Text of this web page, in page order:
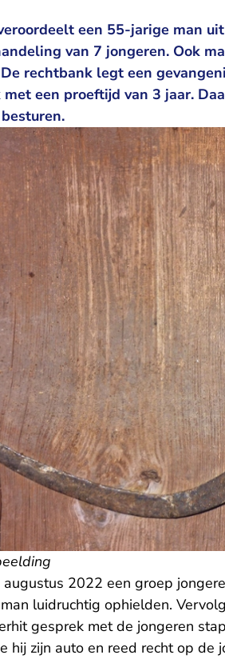
een 55-jarige man
van 7 jongeren. Ook
rechtbank legt een
een proeftijd van 3 jaar.
augustus 2022 een groep
luidruchtig ophielden.
gesprek met de jongeren
hij zijn auto en reed recht op